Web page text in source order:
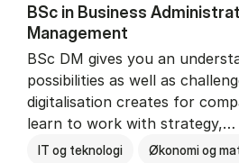
BSc in Busi­ness
Man­age­ment
BSc DM gives you an
possibilities as well as
digitalisation creates for
learn to work with strategy,…
IT og teknologi Økonomi og